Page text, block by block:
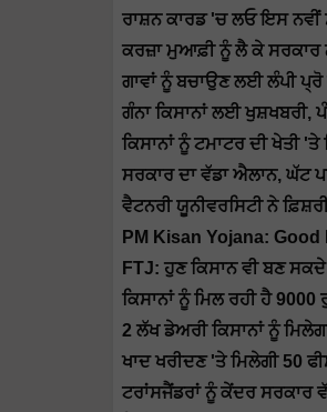
ਰਾਸ਼ਨ ਕਾਰਡ 'ਚ ਲਓ ਇਸ ਨਵੀਂ
ਕਰਜ਼ਾ ਮੁਆਫ਼ੀ ਨੂੰ ਲੈ ਕੇ ਸਰਕਾਰ
ਗਾਵਾਂ ਨੂੰ ਬਚਾਉਣ ਲਈ ਲੰਪੀ ਪ੍ਰੋ
ਗੰਨਾ ਕਿਸਾਨਾਂ ਲਈ ਖੁਸ਼ਖਬਰੀ,
ਕਿਸਾਨਾਂ ਨੂੰ ਟਮਾਟਰ ਦੀ ਖੇਤੀ
ਸਰਕਾਰ ਦਾ ਵੱਡਾ ਐਲਾਨ, ਘੱਟ
ਵੈਟਨਰੀ ਯੂਨੀਵਰਸਿਟੀ ਨੇ
PM Kisan Yojana:
FTJ: ਹੁਣ ਕਿਸਾਨ ਵੀ ਬਣ
ਕਿਸਾਨਾਂ ਨੂੰ ਮਿਲ ਰਹੀ ਹੈ
2 ਲੱਖ ਡੇਅਰੀ ਕਿਸਾਨਾਂ ਨੂੰ
ਖਾਦ ਖਰੀਦਣ 'ਤੇ ਮਿਲੇਗੀ 50
ਟਰਾਂਸਜੈਂਡਰਾਂ ਨੂੰ ਕੇਂਦਰ ਸਰਕਾਰ